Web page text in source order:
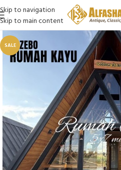
Skip to navigation
Skip to main content
SALE